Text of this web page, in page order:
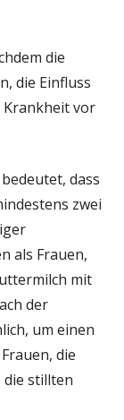
die
die Einfluss
Krankheit vor
dass
zwei
als Frauen,
mit
der
um einen
die
die stillten